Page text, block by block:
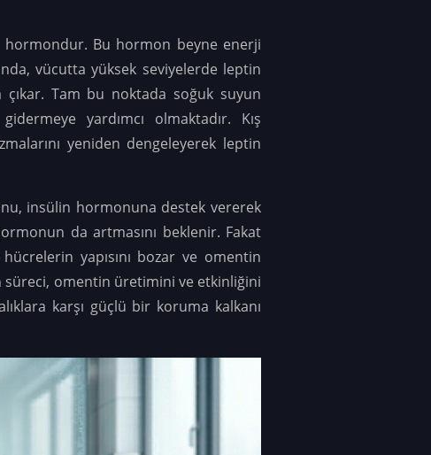
Bu hormon beyne enerji
vücutta yüksek seviyelerde leptin
Tam bu noktada soğuk suyun
yardımcı olmaktadır. Kış
yeniden dengeleyerek leptin
insülin hormonuna destek vererek
da artmasını beklenir. Fakat
yapısını bozar ve omentin
süreci, omentin üretimini ve etkinliğini
karşı güçlü bir koruma kalkanı